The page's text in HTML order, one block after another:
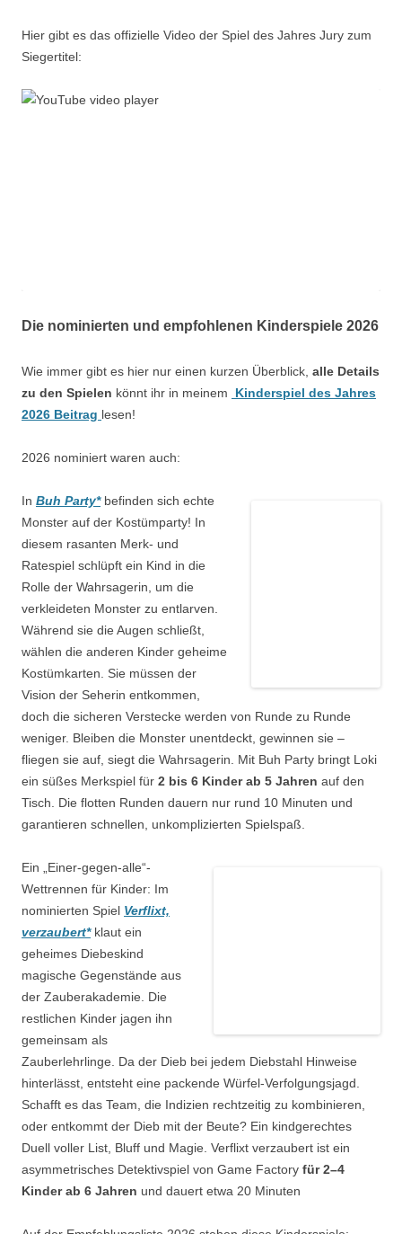
Hier gibt es das offizielle Video der Spiel des Jahres Jury zum
Siegertitel:
Die nominierten und empfohlenen Kinderspiele 2026
Wie immer gibt es hier nur einen kurzen Überblick, alle Details
zu den Spielen könnt ihr in meinem
Kinderspiel des Jahres
2026 Beitrag lesen!
2026 nominiert waren auch:
In Buh Party*befinden sich echte
Monster auf der Kostümparty! In
diesem rasanten Merk- und
Ratespiel schlüpft ein Kind in die
Rolle der Wahrsagerin, um die
verkleideten Monster zu entlarven.
Während sie die Augen schließt,
wählen die anderen Kinder geheime
Kostümkarten. Sie müssen der
Vision der Seherin entkommen,
doch die sicheren Verstecke werden von Runde zu Runde
weniger. Bleiben die Monster unentdeckt, gewinnen sie –
fliegen sie auf, siegt die Wahrsagerin. Mit Buh Party bringt Loki
ein süßes Merkspiel für 2 bis 6 Kinder ab 5 Jahren auf den
Tisch. Die flotten Runden dauern nur rund 10 Minuten und
garantieren schnellen, unkomplizierten Spielspaß.
Ein „Einer-gegen-alle“-
Wettrennen für Kinder: Im
nominierten Spiel Verflixt,
verzaubert*klaut ein
geheimes Diebeskind
magische Gegenstände aus
der Zauberakademie. Die
restlichen Kinder jagen ihn
gemeinsam als
Zauberlehrlinge. Da der Dieb bei jedem Diebstahl Hinweise
hinterlässt, entsteht eine packende Würfel-Verfolgungsjagd.
Schafft es das Team, die Indizien rechtzeitig zu kombinieren,
oder entkommt der Dieb mit der Beute? Ein kindgerechtes
Duell voller List, Bluff und Magie. Verflixt verzaubert ist ein
asymmetrisches Detektivspiel von Game Factory für 2–4
Kinder ab 6 Jahren und dauert etwa 20 Minuten